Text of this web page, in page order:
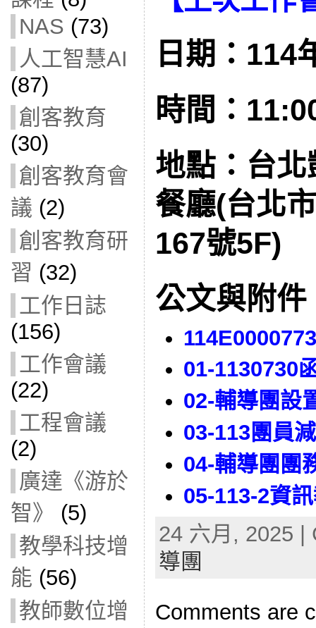
NAS (73)
人工智慧AI
(87)
創客教育
(30)
創客教育會
議 (2)
創客教育研
習 (32)
工作日誌
(156)
工作會議
(22)
工程會議
(2)
廣達《游於
智》
(5)
教學科技增
能 (56)
教師數位增
日期：114
時間：
地點：台
餐廳(台北
167號5F)
公文與附件
114E0000773
01-1130730
02-輔導團設
03-113團員
04-輔導團團
05-113-2資
24 六月, 2025
導團
Comments are